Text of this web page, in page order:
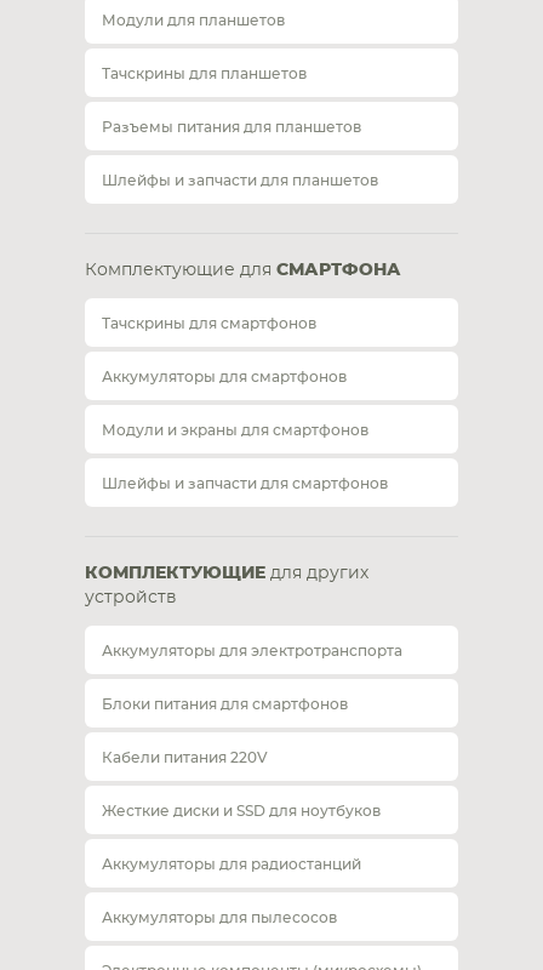
Модули для планшетов
Тачскрины для планшетов
Разъемы питания для планшетов
Шлейфы и запчасти для планшетов
Комплектующие для СМАРТФОНА
Тачскрины для смартфонов
Аккумуляторы для смартфонов
Модули и экраны для смартфонов
Шлейфы и запчасти для смартфонов
КОМПЛЕКТУЮЩИЕ для других
устройств
Аккумуляторы для электротранспорта
Блоки питания для смартфонов
Кабели питания 220V
Жесткие диски и SSD для ноутбуков
Аккумуляторы для радиостанций
Аккумуляторы для пылесосов